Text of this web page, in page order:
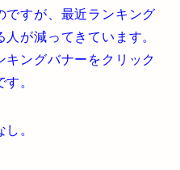
ですが、最近ランキング
が減ってきています。
キングバナーをクリック
。
。